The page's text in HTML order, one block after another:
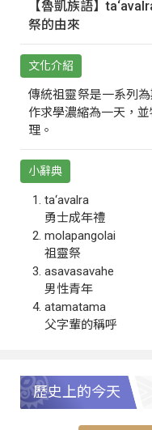
【魯凱族語】
祭的由來
文化介紹
傳統祖靈祭是一系列
作求學濃縮為一天，
理。
小辭典
ta‘avalra
勇士成年禮
molapangolai
祖靈祭
asavasavahe
男性青年
atamatama
父字輩的稱呼
歷史上的今天